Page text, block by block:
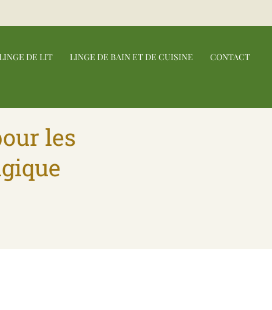
DE LIT LINGE DE BAIN ET DE CUISINE CONTACT
les